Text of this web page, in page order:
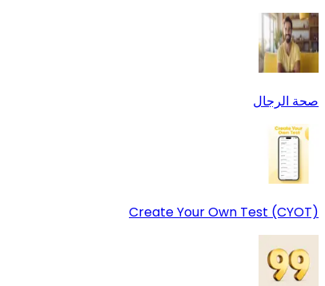
صحة الرجال
Create Your Own Test (CYOT)